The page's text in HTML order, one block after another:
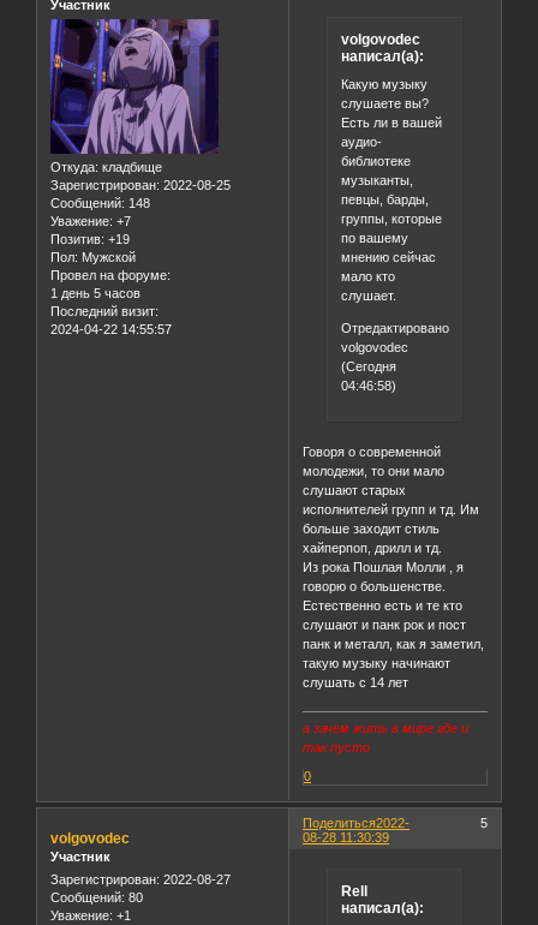
Участник
Откуда: кладбище
Зарегистрирован: 2022-08-25
Сообщений: 148
Уважение: +7
Позитив: +19
Пол: Мужской
Провел на форуме:
1 день 5 часов
Последний визит:
2024-04-22 14:55:57
volgovodec
написал(а):
Какую музыку
слушаете вы?
Есть ли в вашей
аудио-
библиотеке
музыканты,
певцы, барды,
группы, которые
по вашему
мнению сейчас
мало кто
слушает.
Отредактировано
volgovodec
(Сегодня
04:46:58)
Говоря о современной
молодежи, то они мало
слушают старых
исполнителей групп и тд. Им
больше заходит стиль
хайперпоп, дрилл и тд.
Из рока Пошлая Молли , я
говорю о большенстве.
Естественно есть и те кто
слушают и панк рок и пост
панк и металл, как я заметил,
такую музыку начинают
слушать с 14 лет
а зачем жить в мире где и
так пусто
0
Поделиться 5
2022-
08-28 11:30:39
volgovodec
Участник
Зарегистрирован: 2022-08-27
Сообщений: 80
Уважение: +1
Rell
написал(а):